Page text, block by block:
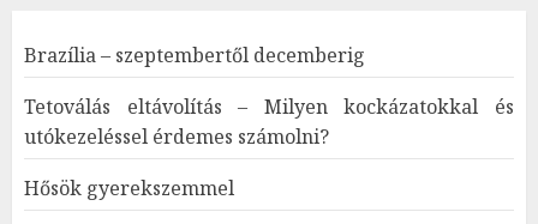
Brazília – szeptembertől decemberig
Tetoválás eltávolítás – Milyen kockázatokkal és
utókezeléssel érdemes számolni?
Hősök gyerekszemmel